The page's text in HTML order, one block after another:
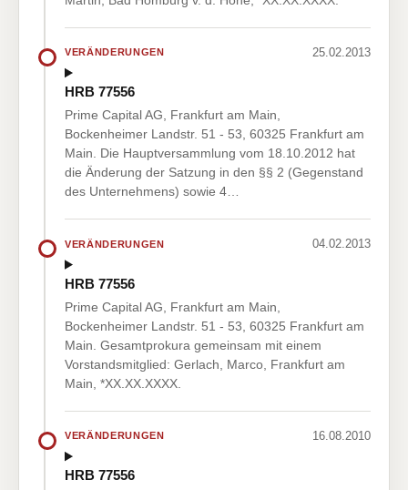
VERÄNDERUNGEN 25.02.2013
HRB 77556
Prime Capital AG, Frankfurt am Main,
Bockenheimer Landstr. 51 - 53, 60325 Frankfurt am
Main. Die Hauptversammlung vom 18.10.2012 hat
die Änderung der Satzung in den §§ 2 (Gegenstand
des Unternehmens) sowie 4…
VERÄNDERUNGEN 04.02.2013
HRB 77556
Prime Capital AG, Frankfurt am Main,
Bockenheimer Landstr. 51 - 53, 60325 Frankfurt am
Main. Gesamtprokura gemeinsam mit einem
Vorstandsmitglied: Gerlach, Marco, Frankfurt am
Main, *XX.XX.XXXX.
VERÄNDERUNGEN 16.08.2010
HRB 77556